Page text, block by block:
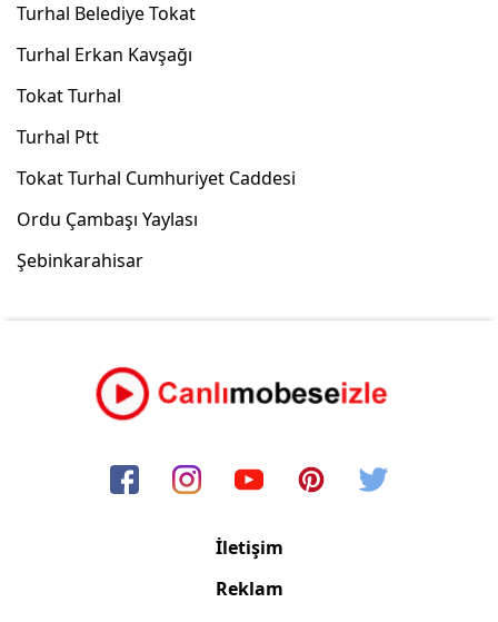
Turhal Belediye Tokat
Turhal Erkan Kavşağı
Tokat Turhal
Turhal Ptt
Tokat Turhal Cumhuriyet Caddesi
Ordu Çambaşı Yaylası
Şebinkarahisar
İletişim
Reklam